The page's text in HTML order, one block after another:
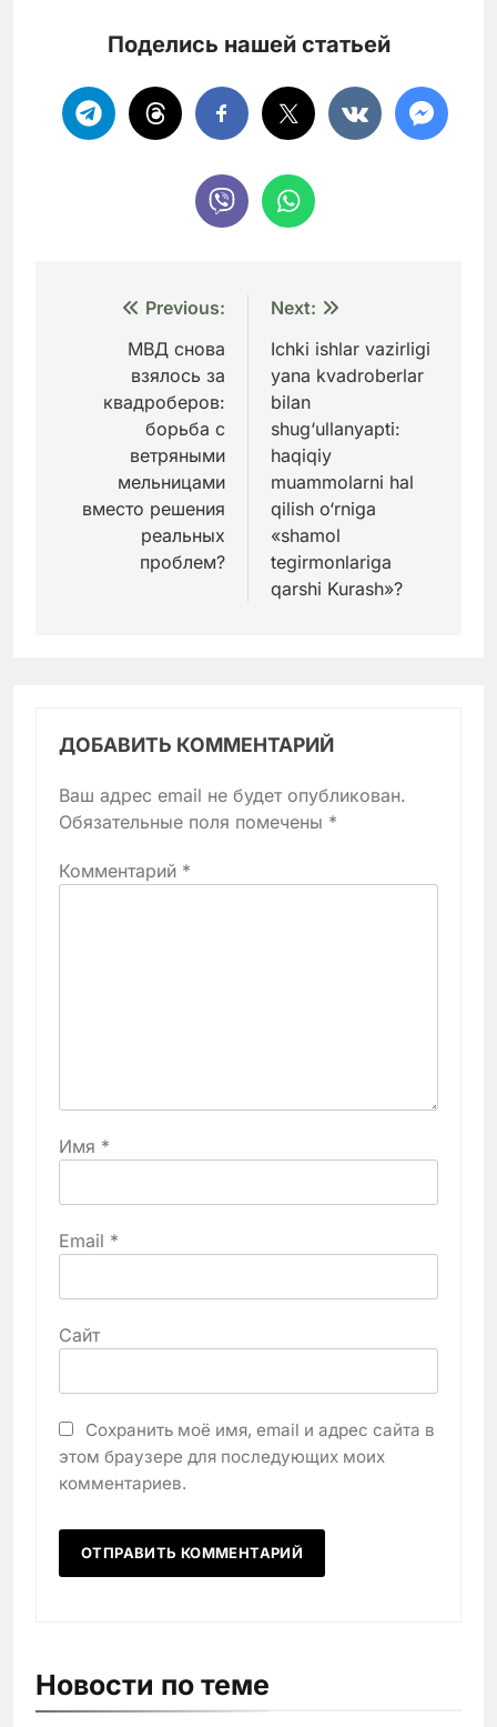
Поделись нашей статьей
Навигация
записям
Previous:
МВД снова
взялось за
квадроберов:
борьба с
ветряными
мельницами
вместо решения
реальных
проблем?
Next:
Ichki ishlar vazirligi
yana kvadroberlar
bilan
shug‘ullanyapti:
haqiqiy
muammolarni hal
qilish o‘rniga
«shamol
tegirmonlariga
qarshi Kurash»?
ДОБАВИТЬ КОММЕНТАРИЙ
Ваш адрес email не будет опубликован.
Обязательные поля помечены *
Комментарий *
Имя *
Email *
Сайт
Сохранить моё имя, email и адрес сайта в
этом браузере для последующих моих
комментариев.
Новости по теме